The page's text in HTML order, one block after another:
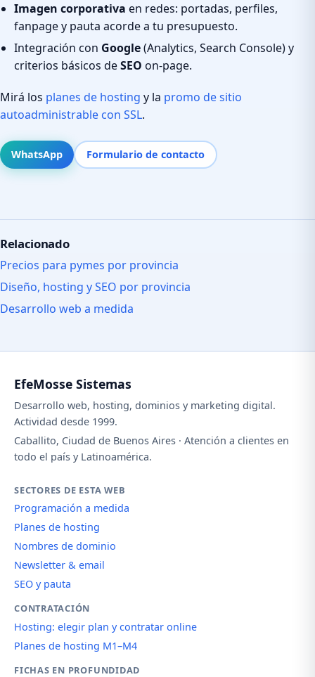
Imagen corporativa en redes: portadas, perfiles,
fanpage y pauta acorde a tu presupuesto.
Integración con Google(Analytics, Search Console) y
criterios básicos deSEO on-page.
Mirá los planes de hosting y la promo de sitio
autoadministrable con SSL.
WhatsApp Formulario de contacto
Relacionado
Precios para pymes por provincia
Diseño, hosting y SEO por provincia
Desarrollo web a medida
EfeMosse Sistemas
Desarrollo web, hosting, dominios y marketing digital.
Actividad desde 1999.
Caballito, Ciudad de Buenos Aires · Atención a clientes en
todo el país y Latinoamérica.
SECTORES DE ESTA WEB
Programación a medida
Planes de hosting
Nombres de dominio
Newsletter & email
SEO y pauta
CONTRATACIÓN
Hosting: elegir plan y contratar online
Planes de hosting M1–M4
FICHAS EN PROFUNDIDAD